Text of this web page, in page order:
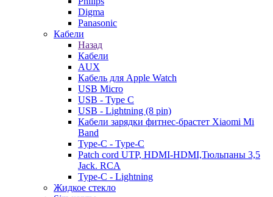
Digma
Panasonic
Кабели
Назад
Кабели
AUX
Кабель для Apple Watch
USB Micro
USB - Type C
USB - Lightning (8 pin)
Кабели зарядки фитнес-брастет Xiaomi Mi
Band
Type-C - Type-C
Patch cord UTP, HDMI-HDMI,Тюльпаны 3,5
Jack. RCA
Type-C - Lightning
Жидкое стекло